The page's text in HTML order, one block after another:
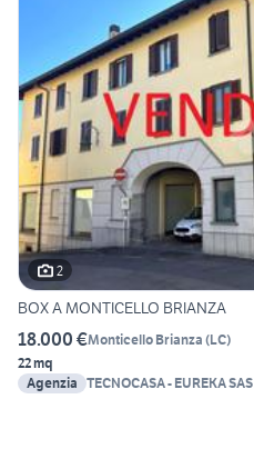
2
BOX A MONTICELLO BRIANZA
18.000 €Monticello Brianza (LC)
22 mq
Agenzia TECNOCASA - EUREKA SAS